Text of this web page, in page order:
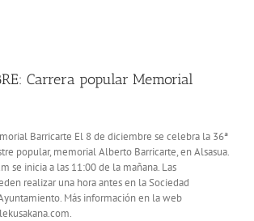
Carrera popular Memorial
Barricarte El 8 de diciembre se celebra la 36ª
popular, memorial Alberto Barricarte, en Alsasua.
se inicia a las 11:00 de la mañana. Las
realizar una hora antes en la Sociedad
Más información en la web